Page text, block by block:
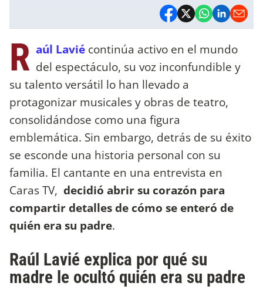
R aúl Lavié continúa activo en el mundo
del espectáculo, su voz inconfundible y
su talento versátil lo han llevado a
protagonizar musicales y obras de teatro,
consolidándose como una figura
emblemática. Sin embargo, detrás de su éxito
se esconde una historia personal con su
familia. El cantante en una entrevista en
Caras TV, decidió abrir su corazón para
compartir detalles de cómo se enteró de
quién era su padre.
Raúl Lavié explica por qué su
madre le ocultó quién era su padre